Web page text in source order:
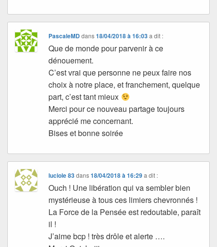
PascaleMDdans18/04/2018 à 16:03 a dit :
Que de monde pour parvenir à ce
dénouement.
C’est vrai que personne ne peux faire nos
choix à notre place, et franchement, quelque
part, c’est tant mieux
Merci pour ce nouveau partage toujours
apprécié me concernant.
Bises et bonne soirée
luciole 83dans18/04/2018 à 16:29 a dit :
Ouch ! Une libération qui va sembler bien
mystérieuse à tous ces limiers chevronnés !
La Force de la Pensée est redoutable, paraît
il !
J’aime bcp ! très drôle et alerte ….